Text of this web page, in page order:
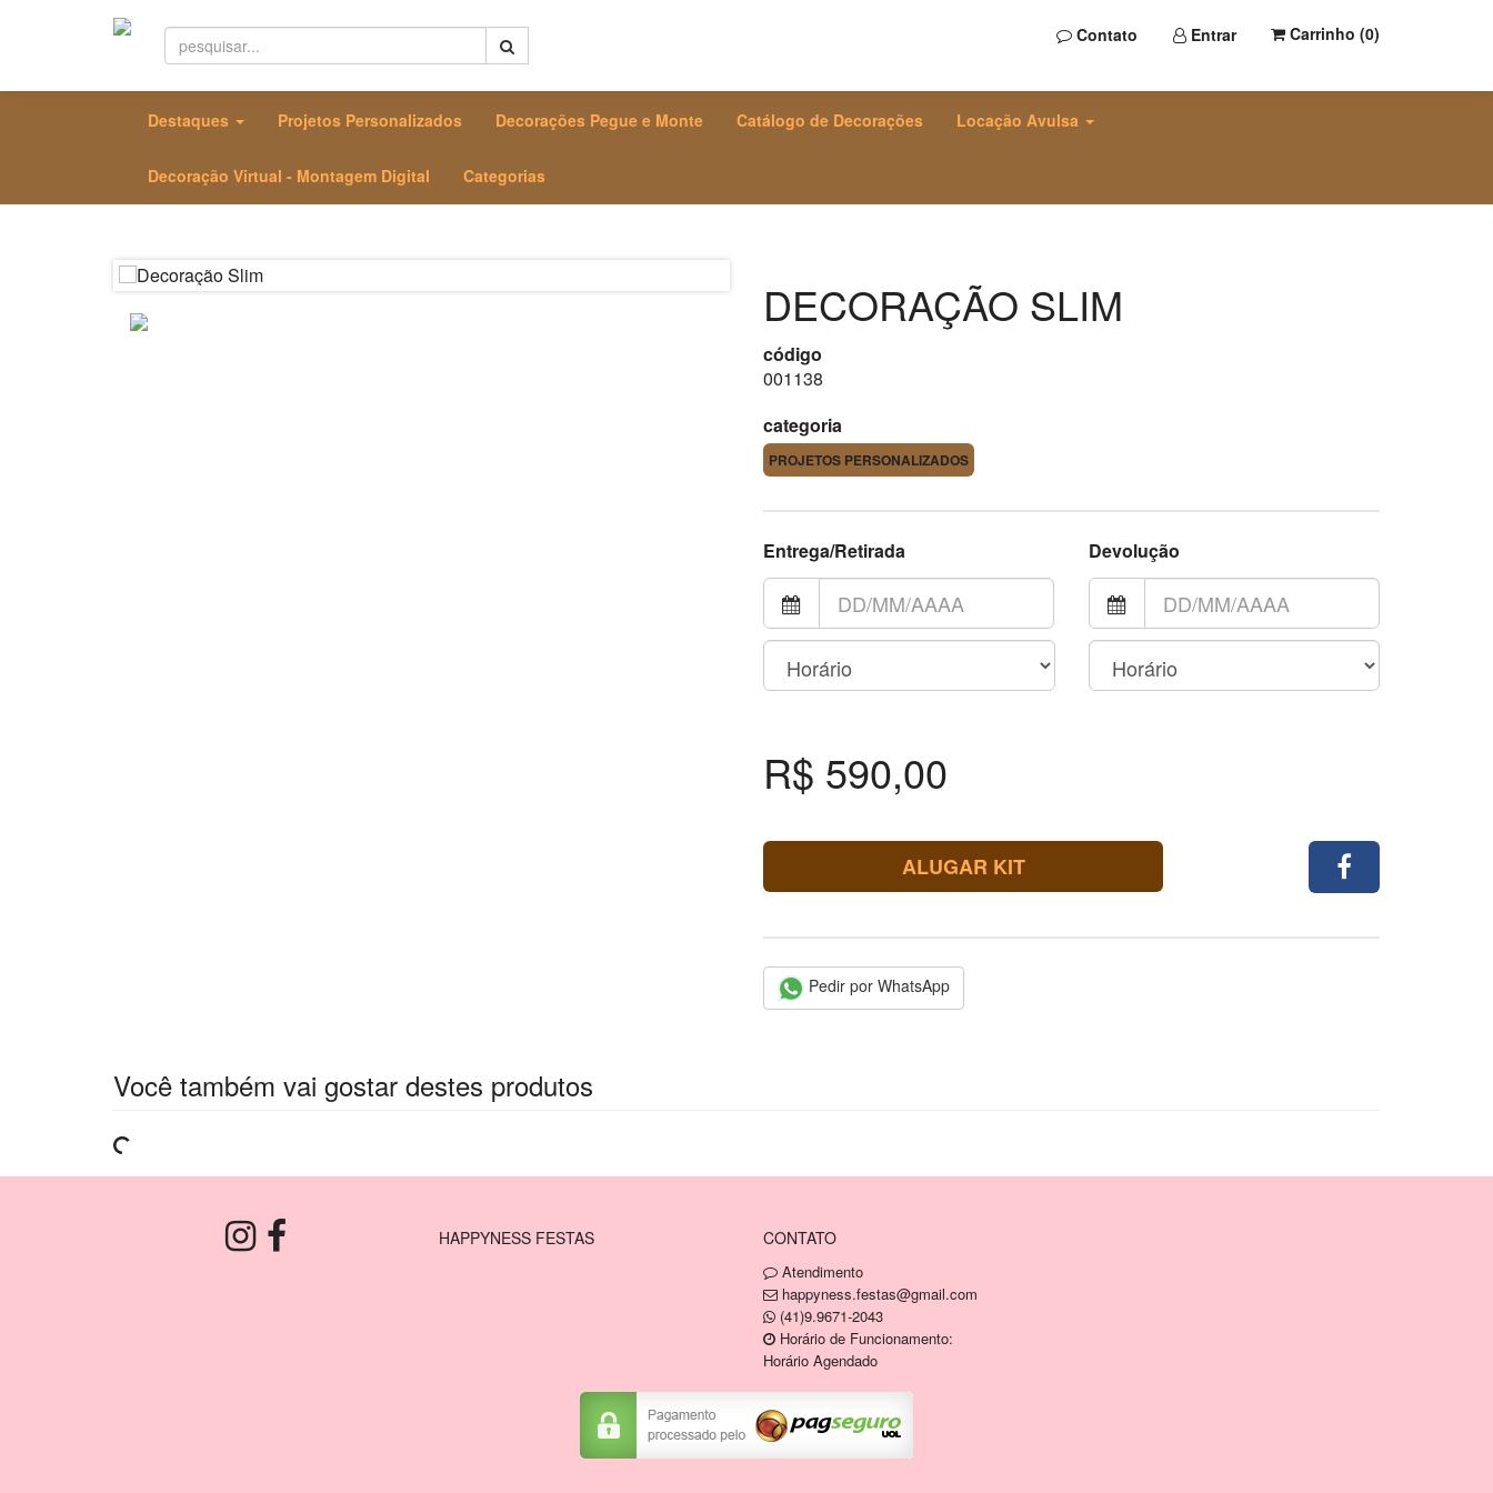
Contato Entrar Carrinho (0)
Destaques Projetos Personalizados Decorações Pegue e Monte Catálogo de Decorações Locação Avulsa
Decoração Virtual - Montagem Digital Categorias
DECORAÇÃO SLIM
código
001138
categoria
PROJETOS PERSONALIZADOS
Entrega/Retirada Devolução
R$ 590,00
ALUGAR KIT
Pedir por WhatsApp
Você também vai gostar destes produtos
HAPPYNESS FESTAS CONTATO
Atendimento
happyness.festas@gmail.com
(41)9.9671-2043
Horário de Funcionamento:
Horário Agendado